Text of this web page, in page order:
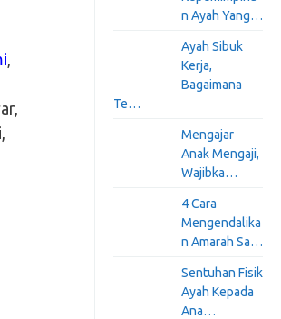
,
n Ayah Yang…
Ayah Sibuk
Kerja,
Bagaimana
Te…
Mengajar
Anak Mengaji,
Wajibka…
4 Cara
Mengendalika
n Amarah Sa…
Sentuhan Fisik
Ayah Kepada
Ana…